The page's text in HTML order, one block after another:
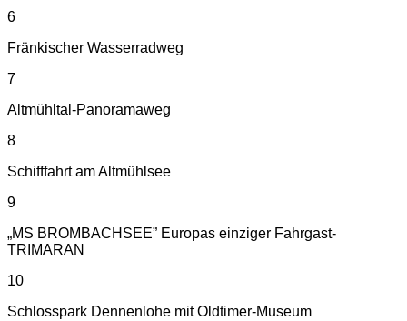
6
Fränkischer Wasserradweg
7
Altmühltal-Panoramaweg
8
Schifffahrt am Altmühlsee
9
„MS BROMBACHSEE” Europas einziger Fahrgast-
TRIMARAN
10
Schlosspark Dennenlohe mit Oldtimer-Museum